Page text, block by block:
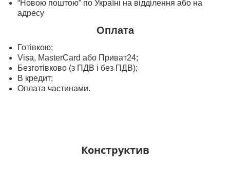
“Новою поштою” по Україні на відділення або на
адресу
Оплата
Готівкою;
Visa, MasterСard або Приват24;
Безготівково (з ПДВ і без ПДВ);
В кредит;
Оплата частинами.
Конструктив